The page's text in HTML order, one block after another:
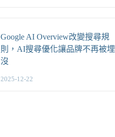
Google AI Overview改變搜尋規
則，AI搜尋優化讓品牌不再被埋
沒
2025-12-22